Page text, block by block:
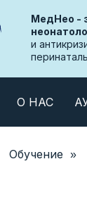
МедНео -
и
О НАС
Обучение »